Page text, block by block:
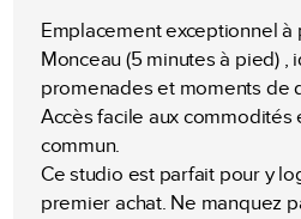
Emplacement exceptionnel à
Monceau (5 minutes à pied) ,
promenades et moments de
Accès facile aux commodités
commun.
Ce studio est parfait pour y
premier achat. Ne manquez